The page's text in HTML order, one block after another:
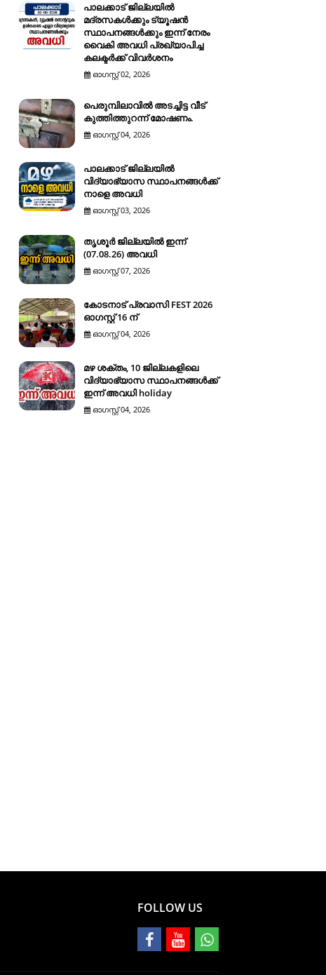
പാലക്കാട് ജില്ലയിൽ
മദ്രസകൾക്കും ട്യൂഷൻ
സ്ഥാപനങ്ങൾക്കും ഇന്ന് നേരം
വൈകി അവധി പ്രഖ്യാപിച്ച
കലക്ടർക്ക് വിവർശനം
ഓഗസ്റ്റ് 02, 2026
പെരുമ്പിലാവിൽ അടച്ചിട്ട വീട്
കുത്തിത്തുറന്ന് മോഷണം.
ഓഗസ്റ്റ് 04, 2026
പാലക്കാട് ജില്ലയിൽ
വിദ്യാഭ്യാസ സ്ഥാപനങ്ങൾക്ക്
നാളെ അവധി
ഓഗസ്റ്റ് 03, 2026
തൃശൂർ ജില്ലയിൽ ഇന്ന്
(07.08.26) അവധി
ഓഗസ്റ്റ് 07, 2026
കോടനാട് പ്രവാസി FEST 2026
ഓഗസ്റ്റ് 16 ന്
ഓഗസ്റ്റ് 04, 2026
മഴ ശക്തം, 10 ജില്ലകളിലെ
വിദ്യാഭ്യാസ സ്ഥാപനങ്ങൾക്ക്
ഇന്ന് അവധി holiday
ഓഗസ്റ്റ് 04, 2026
FOLLOW US